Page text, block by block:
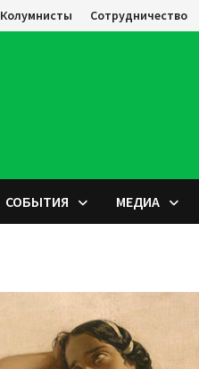
Колумнисты Сотрудничество
СОБЫТИЯ МЕДИА